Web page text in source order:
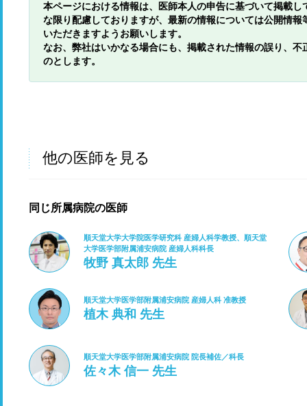
本ページにおける情報は、医師本人の申告に基づいて掲載
な限り配慮しておりますが、最新の情報については公開情
いただきますようお願いします。
なお、弊社はいかなる場合にも、掲載された情報の誤り、
のとします。
他の医師を見る
同じ所属病院の医師
順天堂大学大学院医学研究科 産婦人科学教授、順天堂
大学医学部附属浦安病院 産婦人科科長
牧野 真太郎 先生
順天堂大学医学部附属浦安病院 産婦人科 准教授
植木 典和 先生
順天堂大学医学部附属浦安病院 院長補佐／科長
佐々木 信一 先生